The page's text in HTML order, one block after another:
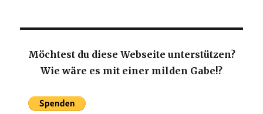
Möchtest du diese Webseite unterstützen?
Wie wäre es mit einer milden Gabe!?